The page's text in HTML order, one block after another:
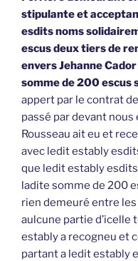
stipulante et
esdits noms
escus deux tiers de
envers Jehanne
somme de 200 escus
appert par le contrat
passé par devant
Rousseau ait eu et
avec ledit estably
que ledit estably
ladite somme de 200
rien demeuré entre
aulcune partie
estably a recogneu et
partant a ledit estably